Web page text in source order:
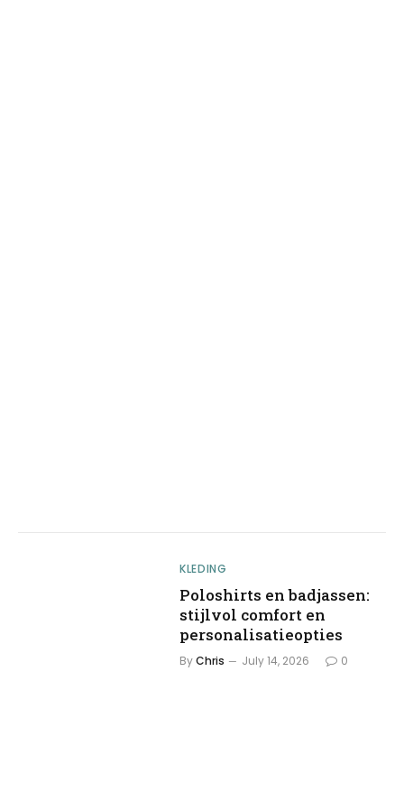
KLEDING
Poloshirts en badjassen:
stijlvol comfort en
personalisatieopties
ByChris July 14, 2026 0